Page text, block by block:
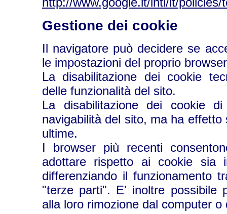
Gestione dei cookie
Il navigatore può decidere se
le impostazioni del proprio
La disabilitazione dei cookie
delle funzionalità del sito.
La disabilitazione dei cookie
navigabilità del sito, ma ha
ultime.
I browser più recenti
adottare rispetto ai cookie sia
differenziando il funzionamento
"terze parti". E' inoltre possibile
alla loro rimozione dal computer o